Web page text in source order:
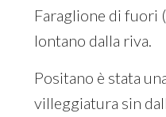
Faraglione di fuori
lontano dalla riva.
Positano è stata
villeggiatura sin